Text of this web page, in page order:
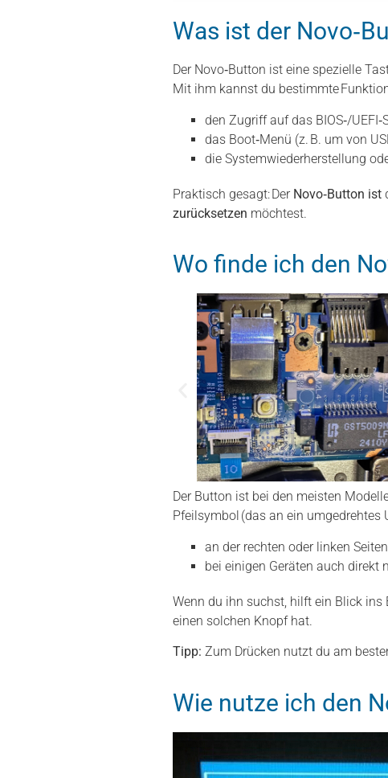
Was ist der
Der Novo‑Button ist eine spezielle
Mit ihm kannst du bestimmte
den Zugriff auf das BIOS‑/
das Boot‑Menü (z. B. um von
die Systemwiederherstellung
Praktisch gesagt: Der Novo‑Button ist
zurücksetzen möchtest.
Wo finde ich den
Der Button ist bei den meisten
Pfeilsymbol (das an ein
an der rechten oder linken
bei einigen Geräten auch direkt
Wenn du ihn suchst, hilft ein Blick
einen solchen Knopf hat.
Tipp: Zum Drücken nutzt du am
Wie nutze ich den